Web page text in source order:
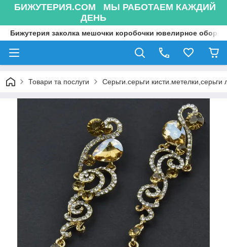
БИЖУТЕРИЯ.COM МЫ РАБОТАЕМ КАЖДИЙ
ДЕНЬ
Бижутерия заколка мешочки коробочки ювелирное
Товари та послуги Серьги.серьги